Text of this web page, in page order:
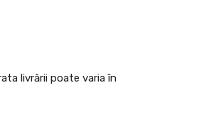
livrării poate varia în